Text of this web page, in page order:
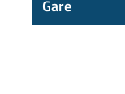
Gare